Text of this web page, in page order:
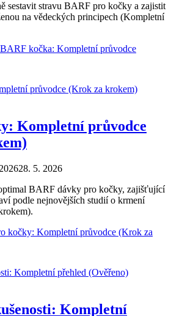
sestavit stravu BARF pro kočky a zajistit
na vědeckých principech (Kompletní
kočka: Kompletní průvodce
Kompletní průvodce
28. 5. 2026
BARF dávky pro kočky, zajišťující
podle nejnovějších studií o krmení
kočky: Kompletní průvodce (Krok za
Kompletní